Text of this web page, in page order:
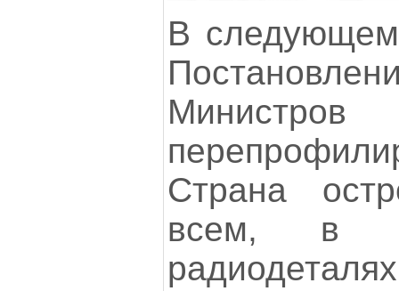
В
Страна
всем, в